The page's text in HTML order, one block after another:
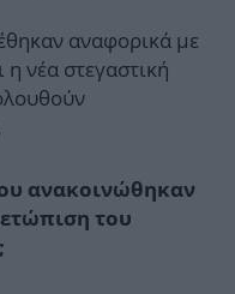
αναφορικά με
η νέα στεγαστική
ανακοινώθηκαν
του